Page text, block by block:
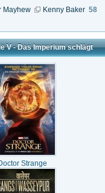
Mayhew Kenny Baker 58
V - Das Imperium schlägt
Strange